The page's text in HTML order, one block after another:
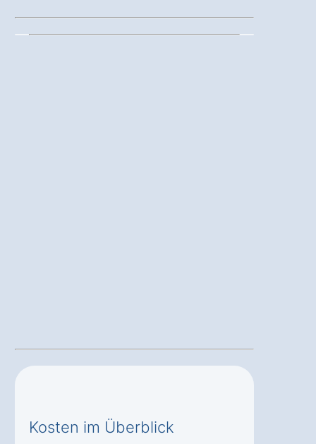
Kosten im Überblick